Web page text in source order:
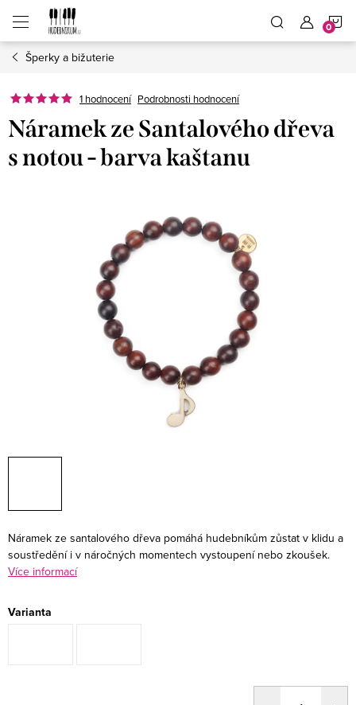
obsah
Šperky a bižuterie
1 hodnocení Podrobnosti hodnocení
Náramek ze Santalového dřeva
s notou - barva kaštanu
Náramek ze santalového dřeva pomáhá hudebníkům zůstat v klidu a
soustředění i v náročných momentech vystoupení nebo zkoušek.
Více informací
Varianta